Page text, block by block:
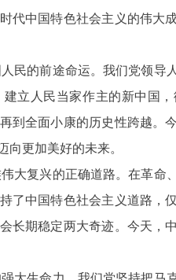
代中国特色社会主义的伟大
民的前途命运。我们党领导
立人民当家作主的新中国
到全面小康的历史性跨越。
向更加美好的未来。
大复兴的正确道路。在革命
了中国特色社会主义道路，
长期稳定两大奇迹。今天，